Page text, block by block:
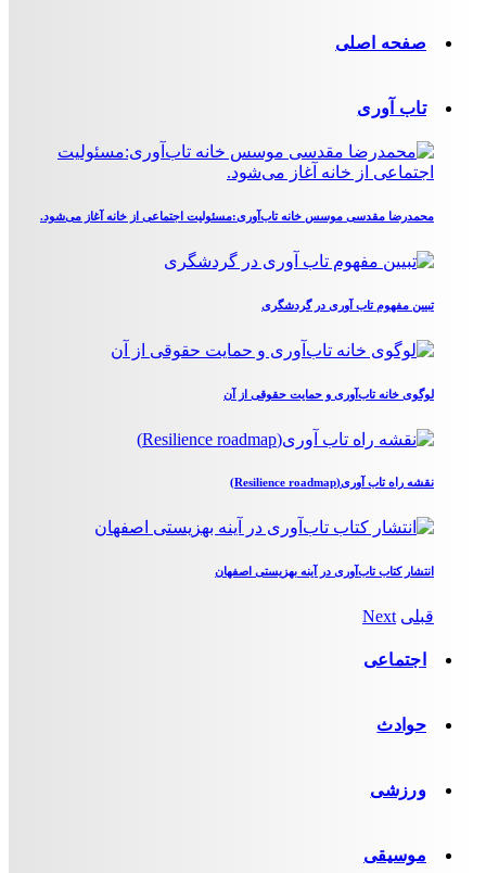
صفحه اصلی
تاب آوری
محمدرضا مقدسی موسس خانه تاب‌آوری:مسئولیت اجتماعی از خانه آغاز می‌شود.
تبیین مفهوم تاب آوری در گردشگری
لوگوی خانه تاب‌آوری و حمایت حقوقی از آن
نقشه راه تاب آوری(Resilience roadmap)
انتشار کتاب تاب‌آوری در آینه بهزیستی اصفهان
قبلی Next
اجتماعی
حوادث
ورزشی
موسیقی